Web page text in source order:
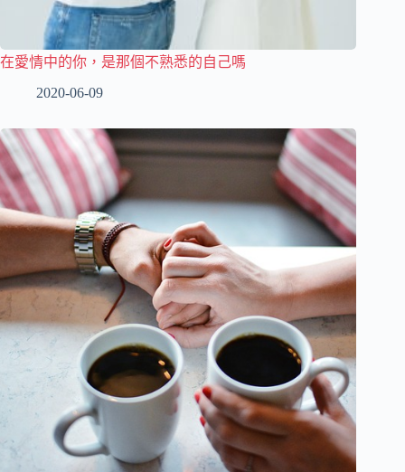
在愛情中的你，是那個不熟悉的自己嗎
2020-06-09